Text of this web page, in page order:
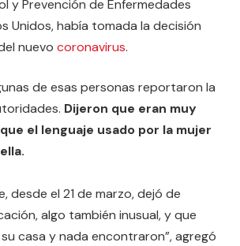
y Prevención de Enfermedades
Unidos, había tomada la decisión
nuevo coronavirus.
de esas personas reportaron la
Dijeron que eran muy
el lenguaje usado por la mujer
desde el 21 de marzo, dejó de
algo también inusual, y que
casa y nada encontraron”, agregó